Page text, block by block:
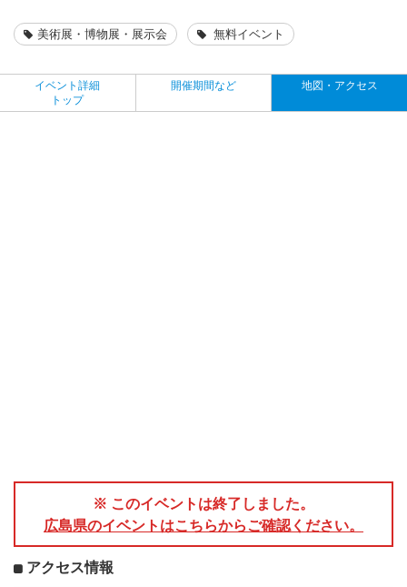
美術展・博物展・展示会 無料イベント
イベント詳細
トップ
開催期間など 地図・アクセス
※ このイベントは終了しました。
広島県のイベントはこちらからご確認ください。
アクセス情報